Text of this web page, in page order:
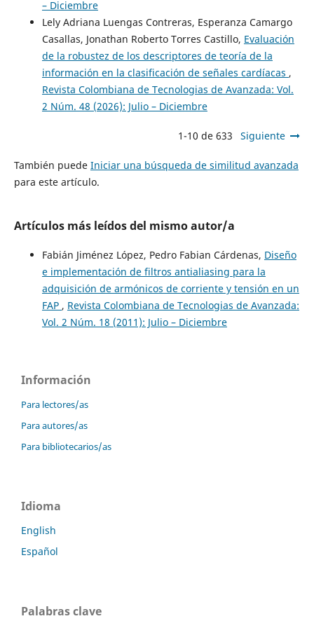
– Diciembre
Lely Adriana Luengas Contreras, Esperanza Camargo
Casallas, Jonathan Roberto Torres Castillo, Evaluación
de la robustez de los descriptores de teoría de la
información en la clasificación de señales cardíacas ,
Revista Colombiana de Tecnologias de Avanzada: Vol.
2 Núm. 48 (2026): Julio – Diciembre
1-10 de 633 Siguiente
También puede Iniciar una búsqueda de similitud avanzada
para este artículo.
Artículos más leídos del mismo autor/a
Fabián Jiménez López, Pedro Fabian Cárdenas, Diseño
e implementación de filtros antialiasing para la
adquisición de armónicos de corriente y tensión en un
FAP , Revista Colombiana de Tecnologias de Avanzada:
Vol. 2 Núm. 18 (2011): Julio – Diciembre
Información
Para lectores/as
Para autores/as
Para bibliotecarios/as
Idioma
English
Español
Palabras clave